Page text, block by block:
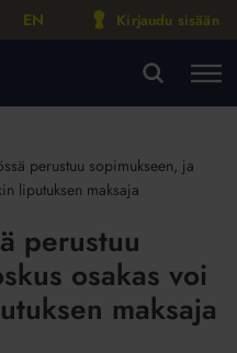
EN Kirjaudu sisään
perustuu sopimukseen, ja
liputuksen maksaja
perustuu
osakas voi
maksaja